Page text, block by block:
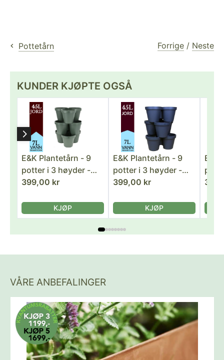
Pottetårn Forrige / Neste
KUNDER KJØPTE OGSÅ
E&K Plantetårn - 9
potter i 3 høyder -
Skoggrønn
399,00 kr
KJØP
E&K Plantetårn - 9
potter i 3 høyder -
Antrasittgrå
399,00 kr
KJØP
E&K
Lys
VÅRE ANBEFALINGER